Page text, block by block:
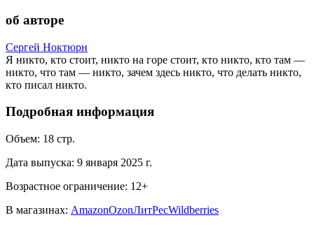
об авторе
Сергей Ноктюрн
Я никто, кто стоит, никто на горе стоит, кто никто, кто там —
никто, что там — никто, зачем здесь никто, что делать никто,
кто писал никто.
Подробная информация
Объем: 18 стр.
Дата выпуска: 9 января 2025 г.
Возрастное ограничение: 12+
В магазинах: AmazonOzonЛитРесWildberries